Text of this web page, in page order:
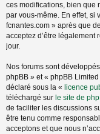
ces modifications, bien que
par vous-même. En effet, si
fcnantes.com » après que
acceptez d’être légalement
jour.
Nos forums sont
phpBB » et « phpBB
déclaré sous la « licence
téléchargé sur le site de
de faciliter les discussions
être tenu comme
acceptons et que nous